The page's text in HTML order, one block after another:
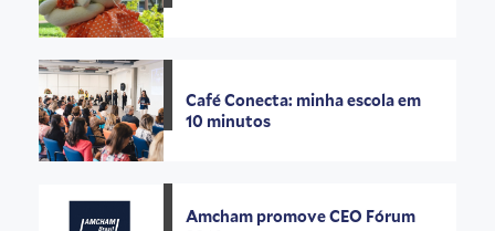
Café Conecta: minha escola em
10 minutos
Amcham promove CEO Fórum